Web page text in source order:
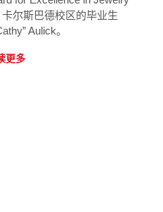
尔斯巴德校区的毕业生
Aulick。
更多